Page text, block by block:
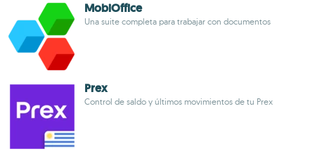
MobiOffice
Una suite completa para trabajar con documentos
Prex
Control de saldo y últimos movimientos de tu Prex